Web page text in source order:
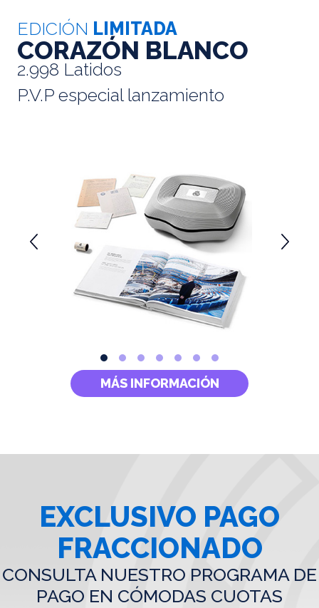
EDICIÓN LIMITADA
CORAZÓN BLANCO
2.998 Latidos
P.V.P especial lanzamiento
MÁS INFORMACIÓN
EXCLUSIVO PAGO
FRACCIONADO
CONSULTA NUESTRO PROGRAMA DE
PAGO EN CÓMODAS CUOTAS